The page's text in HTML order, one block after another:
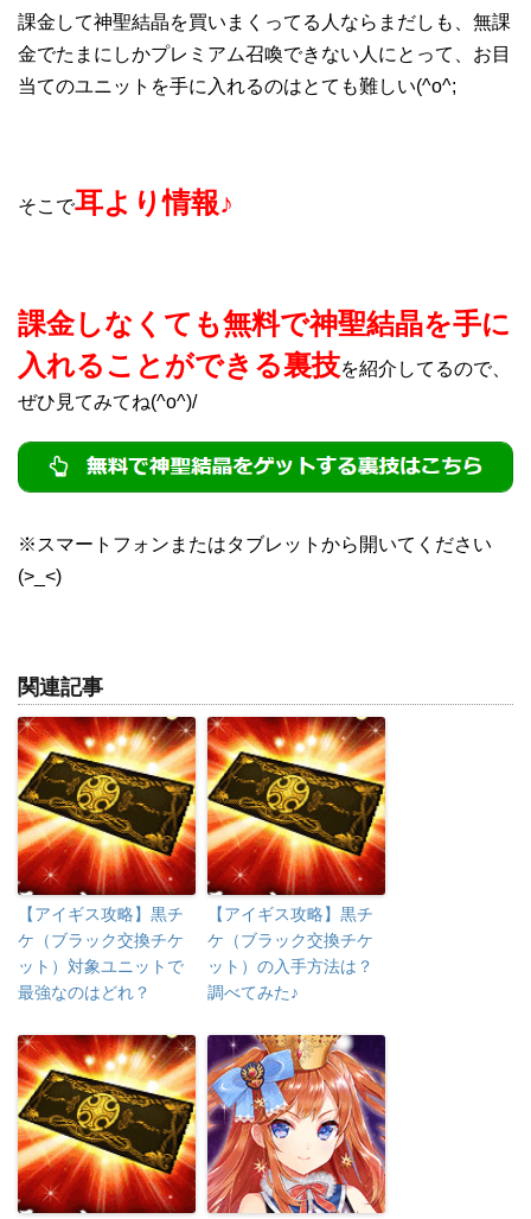
課金して神聖結晶を買いまくってる人ならまだしも、無課
金でたまにしかプレミアム召喚できない人にとって、お目
当てのユニットを手に入れるのはとても難しい(^o^;
そこで耳より情報♪
課金しなくても無料で神聖結晶を手に
入れることができる裏技を紹介してるので、
ぜひ見てみてね(^o^)/
※スマートフォンまたはタブレットから開いてください
(>_<)
関連記事
【アイギス攻略】黒チ
ケ（ブラック交換チケ
ット）対象ユニットで
最強なのはどれ？
【アイギス攻略】黒チ
ケ（ブラック交換チケ
ット）の入手方法は？
調べてみた♪